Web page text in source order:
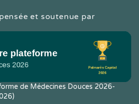
et soutenue par
de Médecines Douces 2026-